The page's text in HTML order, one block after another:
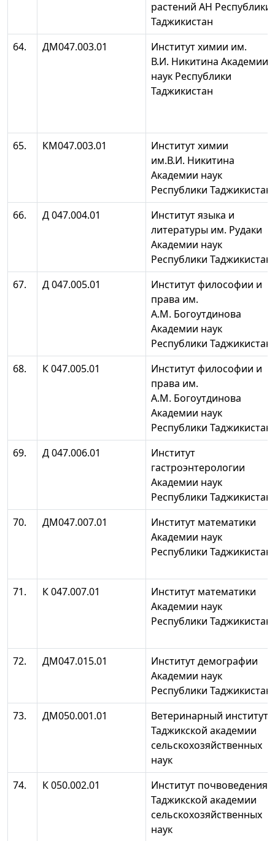
растений АН Республики
Таджикистан
64.
ДМ047.003.01
Институт химии им.
В.И. Никитина Академии
наук Республики
Таджикистан
65. КМ047.003.01
Институт химии
им.В.И. Никитина
Академии наук
Республики Таджикистан
66.
Д 047.004.01
Институт языка и
литературы им. Рудаки
Академии наук
Республики Таджикистан
67.
Д 047.005.01
Институт философии и
права им.
А.М. Богоутдинова
Академии наук
Республики Таджикистан
68.
К 047.005.01
Институт философии и
права им.
А.М. Богоутдинова
Академии наук
Республики Таджикистан
69.
Д 047.006.01
Институт
гастроэнтерологии
Академии наук
Республики Таджикистан
70.
ДМ047.007.01
Институт математики
Академии наук
Республики Таджикистан
71. К 047.007.01
Институт математики
Академии наук
Республики Таджикистан
72. ДМ047.015.01
Институт демографии
Академии наук
Республики Таджикистан
73.
ДМ050.001.01
Ветеринарный институт
Таджикской академии
сельскохозяйственных
наук
74.
К 050.002.01
Институт почвоведения
Таджикской академии
сельскохозяйственных
наук